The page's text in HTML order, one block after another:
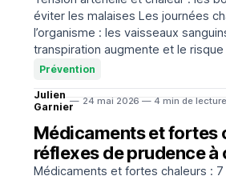
éviter les malaises Les journées chaudes sollicitent
l’organisme : les vaisseaux
transpiration augmente et le risque
déshydratation progresse. Chez
maladie cardiovasculaire ou de
Prévention
Julien
Garnier
24 mai 2026 — 4 min de lecture
Médicaments et fortes
réflexes de prudence à
Médicaments et fortes chaleurs :